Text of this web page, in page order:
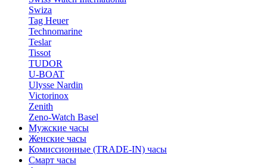
Swiza
Tag Heuer
Technomarine
Teslar
Tissot
TUDOR
U-BOAT
Ulysse Nardin
Victorinox
Zenith
Zeno-Watch Basel
Мужские часы
Женские часы
Комиссионные (TRADE-IN) часы
Смарт часы